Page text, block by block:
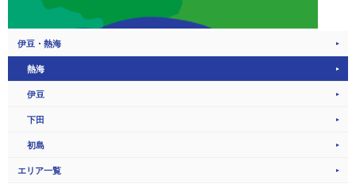
伊豆・熱海
熱海
伊豆
下田
初島
エリア一覧